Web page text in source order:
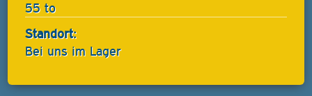
55 to
Standort:
Bei uns im Lager